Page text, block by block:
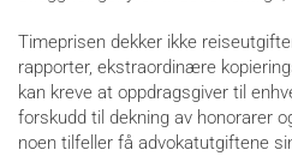
Timeprisen dekker ikke
rapporter, ekstraordinære
kan kreve at oppdragsgiver til
forskudd til dekning av honorarer
noen tilfeller få advokatutgiftene